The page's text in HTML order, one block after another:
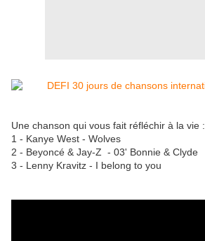
Une chanson qui vous fait réfléchir à la vie :
1 - Kanye West - Wolves
2 - Beyoncé & Jay-Z - 03' Bonnie & Clyde
3 - Lenny Kravitz - I belong to you